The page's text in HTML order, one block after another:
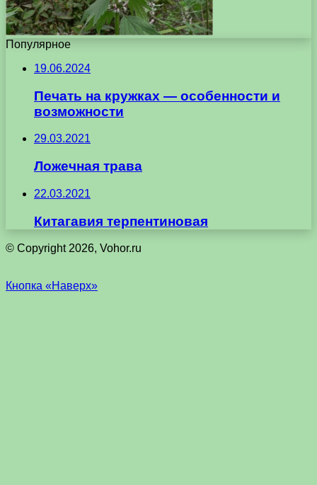
Популярное
19.06.2024
Печать на кружках — особенности и
возможности
29.03.2021
Ложечная трава
22.03.2021
Китагавия терпентиновая
© Copyright 2026, Vohor.ru
Кнопка «Наверх»